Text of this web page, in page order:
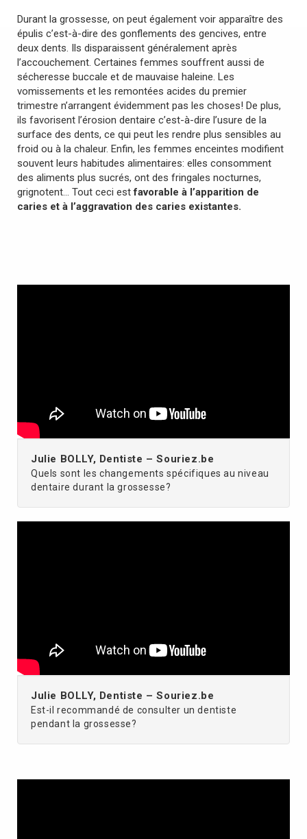
Durant la grossesse, on peut également voir apparaître des
épulis c’est-à-dire des gonflements des gencives, entre
deux dents. Ils disparaissent généralement après
l’accouchement. Certaines femmes souffrent aussi de
sécheresse buccale et de mauvaise haleine. Les
vomissements et les remontées acides du premier
trimestre n’arrangent évidemment pas les choses! De plus,
ils favorisent l’érosion dentaire c’est-à-dire l’usure de la
surface des dents, ce qui peut les rendre plus sensibles au
froid ou à la chaleur. Enfin, les femmes enceintes modifient
souvent leurs habitudes alimentaires: elles consomment
des aliments plus sucrés, ont des fringales nocturnes,
grignotent… Tout ceci estfavorable à l’apparition de
caries et à l’aggravation des caries existantes.
Julie BOLLY, Dentiste – Souriez.be
Quels sont les changements spécifiques au niveau
dentaire durant la grossesse?
Julie BOLLY, Dentiste – Souriez.be
Est-il recommandé de consulter un dentiste
pendant la grossesse?